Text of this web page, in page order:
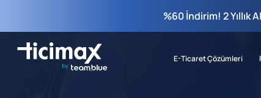
%60 İndirim! 2 Yıllık
E-Ticaret Çözümleri